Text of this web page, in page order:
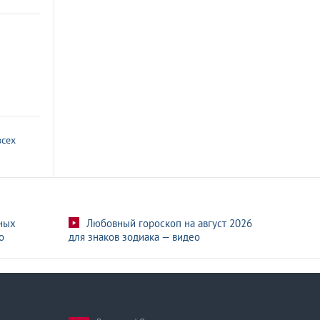
Любовный гороскоп на август 2026
для знаков зодиака — видео